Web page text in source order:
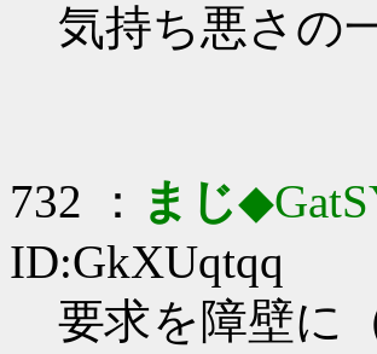
気持ち悪さの
732 ： まじ
ID:GkXUqtqq
要求を障壁に